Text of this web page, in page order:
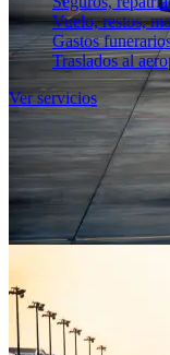
Vuelo, restos,
Gastos
Traslados al
Ver servicios